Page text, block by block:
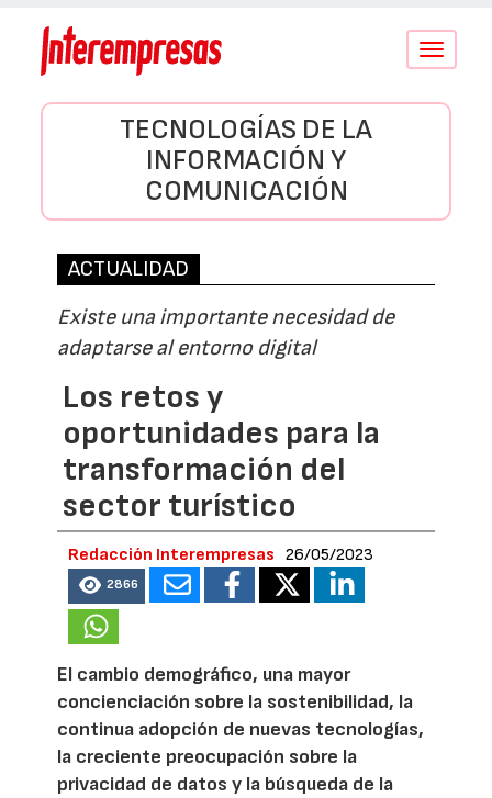
Conmutar
TECNOLOGÍAS DE LA
INFORMACIÓN Y
COMUNICACIÓN
ACTUALIDAD
Existe una importante necesidad de
adaptarse al entorno digital
Los retos y
oportunidades para la
transformación del
sector turístico
Redacción Interempresas 26/05/2023
2866
El cambio demográfico, una mayor
concienciación sobre la sostenibilidad, la
continua adopción de nuevas tecnologías,
la creciente preocupación sobre la
privacidad de datos y la búsqueda de la